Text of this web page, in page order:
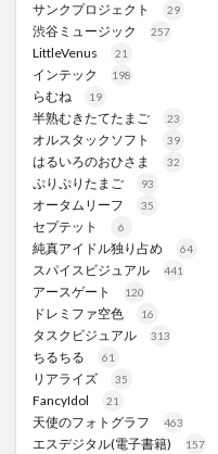
サンクプロジェクト 29
渋谷ミュージック 257
LittleVenus 21
インテック 198
らむね 19
半熟むきたてたまご 23
オルスタックソフト 39
はるいろのおひさま 32
ぷりぷりたまご 93
オータムリーフ 35
セプテット 6
純真アイドル独り占め 64
スパイスビジュアル 441
アースゲート 120
ドレミファ空色 16
タスクビジュアル 313
ちるちる 61
リアライズ 35
FancyIdol 21
天使のフォトグラフ 463
エスデジタル(電子書籍) 157